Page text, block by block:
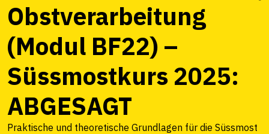
Obstverarbeitung
(Modul BF22) –
Süssmostkurs 2025:
ABGESAGT
Praktische und theoretische Grundlagen für die Süssmost